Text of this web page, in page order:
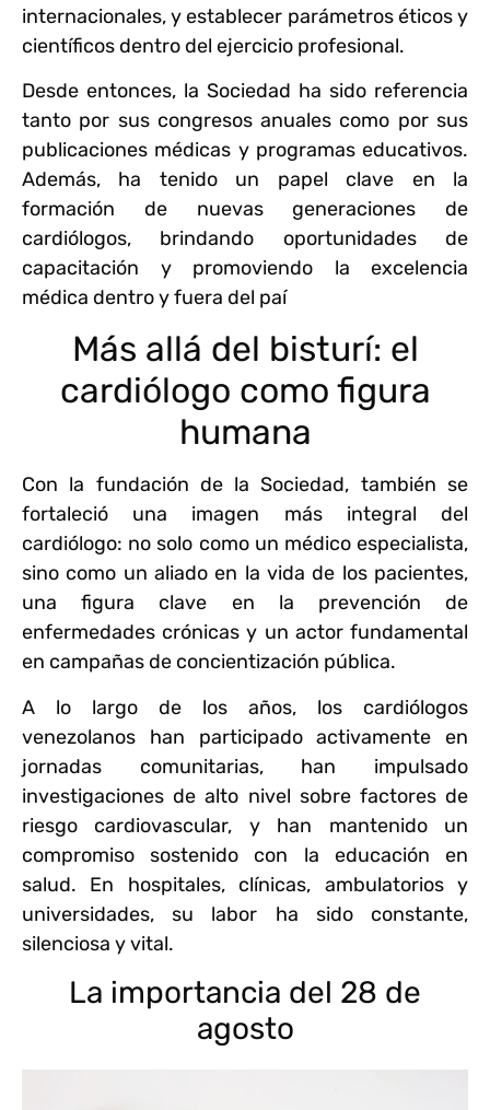
internacionales, y establecer parámetros éticos y
científicos dentro del ejercicio profesional.
Desde entonces, la Sociedad ha sido referencia
tanto por sus congresos anuales como por sus
publicaciones médicas y programas educativos.
Además, ha tenido un papel clave en la
formación de nuevas generaciones de
cardiólogos, brindando oportunidades de
capacitación y promoviendo la excelencia
médica dentro y fuera del paí
Más allá del bisturí: el
cardiólogo como figura
humana
Con la fundación de la Sociedad, también se
fortaleció una imagen más integral del
cardiólogo: no solo como un médico especialista,
sino como un aliado en la vida de los pacientes,
una figura clave en la prevención de
enfermedades crónicas y un actor fundamental
en campañas de concientización pública.
A lo largo de los años, los cardiólogos
venezolanos han participado activamente en
jornadas comunitarias, han impulsado
investigaciones de alto nivel sobre factores de
riesgo cardiovascular, y han mantenido un
compromiso sostenido con la educación en
salud. En hospitales, clínicas, ambulatorios y
universidades, su labor ha sido constante,
silenciosa y vital.
La importancia del 28 de
agosto